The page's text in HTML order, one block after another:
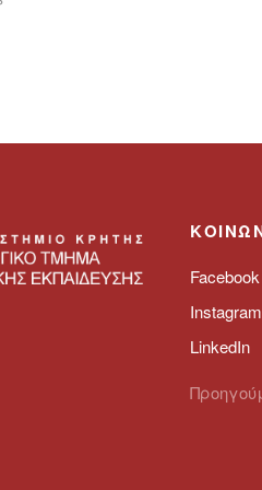
Facebook
Instagram
LinkedIn